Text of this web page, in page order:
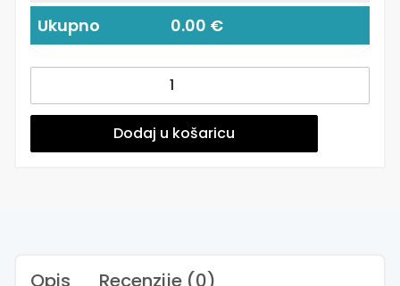
Ukupno 0.00 €
zid
Dizajnerski
Dodaj u košaricu
Opis Recenzije (0)